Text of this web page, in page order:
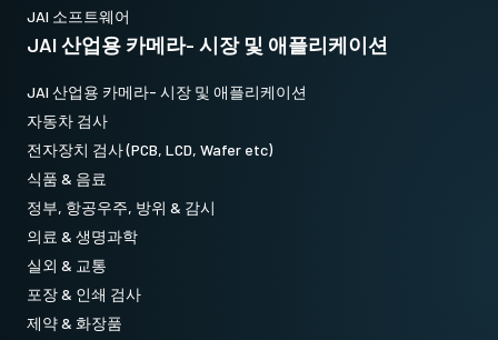
JAI 소프트웨어
JAI 산업용 카메라- 시장 및 애플리케이션
JAI 산업용 카메라- 시장 및 애플리케이션
자동차 검사
전자장치 검사 (PCB, LCD, Wafer etc)
식품 & 음료
정부, 항공우주, 방위 & 감시
의료 & 생명과학
실외 & 교통
포장 & 인쇄 검사
제약 & 화장품